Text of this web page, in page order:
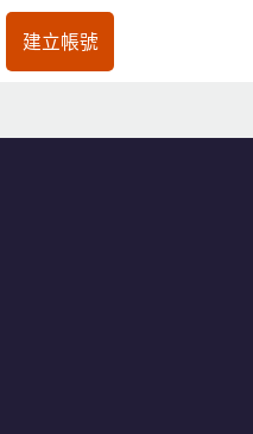
建立帳號